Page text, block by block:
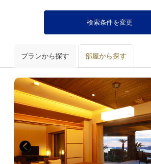
検索条件を変更
プランから探す 部屋から探す